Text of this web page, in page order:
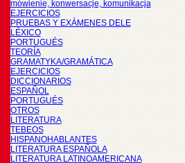
mówienie, konwersacje, komunikacja
EJERCICIOS
PRUEBAS Y EXÁMENES DELE
LÉXICO
PORTUGUÉS
TEORÍA
GRAMATYKA/GRAMÁTICA
EJERCICIOS
DICCIONARIOS
ESPAÑOL
PORTUGUÉS
OTROS
LITERATURA
TEBEOS
HISPANOHABLANTES
LITERATURA ESPAÑOLA
LITERATURA LATINOAMERICANA